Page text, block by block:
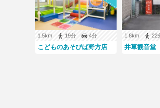
1.5km 19分 4分
こどものあそびば野方店
1.8km
井草観音堂